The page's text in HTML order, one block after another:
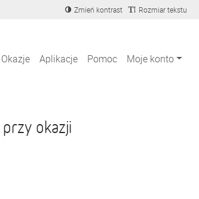
Zmień kontrast Rozmiar tekstu
Okazje Aplikacje Pomoc Moje konto
przy okazji